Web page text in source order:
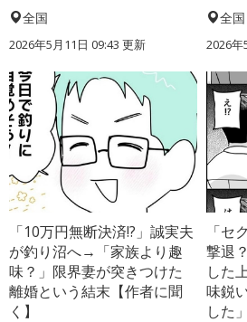
全国
2026年5月11日 09:43 更新
全国
2026年
「10万円無断決済!?」誠実夫
が釣り沼へ→「家族より趣
味？」限界妻が突きつけた
離婚という結末【作者に聞
く】
「セ
撃退
した
味鋭
した